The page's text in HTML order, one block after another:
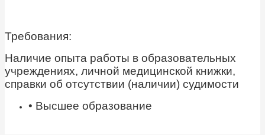
Требования:
Наличие опыта работы в образовательных
учреждениях, личной медицинской книжки,
справки об отсутствии (наличии) судимости
• Высшее образование